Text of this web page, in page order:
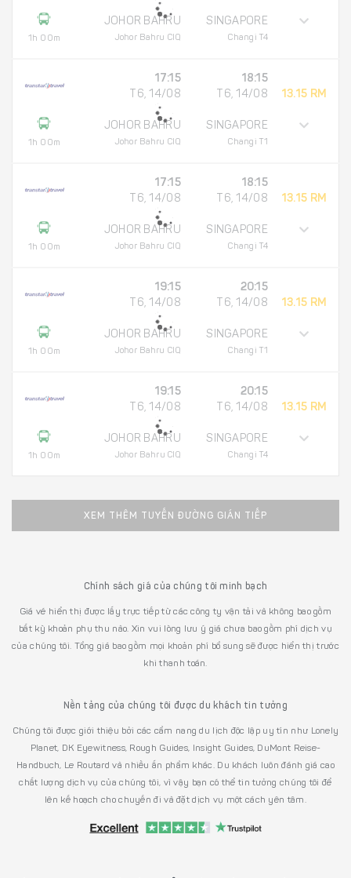
1h 00m
JOHOR BAHRU
Johor Bahru CIQ
SINGAPORE
Changi T4
1h 00m
17:15
T6, 14/08
JOHOR BAHRU
Johor Bahru CIQ
18:15
T6, 14/08
SINGAPORE
Changi T1
13.15 RM
1h 00m
17:15
T6, 14/08
JOHOR BAHRU
Johor Bahru CIQ
18:15
T6, 14/08
SINGAPORE
Changi T4
13.15 RM
1h 00m
19:15
T6, 14/08
JOHOR BAHRU
Johor Bahru CIQ
20:15
T6, 14/08
SINGAPORE
Changi T1
13.15 RM
1h 00m
19:15
T6, 14/08
JOHOR BAHRU
Johor Bahru CIQ
20:15
T6, 14/08
SINGAPORE
Changi T4
13.15 RM
XEM THÊM TUYẾN ĐƯỜNG GIÁN TIẾP
Chính sách giá của chúng tôi minh bạch
Giá vé hiển thị được lấy trực tiếp từ các công ty vận tải và không bao gồm
bất kỳ khoản phụ thu nào. Xin vui lòng lưu ý giá chưa bao gồm phí dịch vụ
của chúng tôi. Tổng giá bao gồm mọi khoản phí bổ sung sẽ được hiển thị trước
khi thanh toán.
Nền tảng của chúng tôi được du khách tin tưởng
Chúng tôi được giới thiệu bởi các cẩm nang du lịch độc lập uy tín như Lonely
Planet, DK Eyewitness, Rough Guides, Insight Guides, DuMont Reise-
Handbuch, Le Routard và nhiều ấn phẩm khác. Du khách luôn đánh giá cao
chất lượng dịch vụ của chúng tôi, vì vậy bạn có thể tin tưởng chúng tôi để
lên kế hoạch cho chuyến đi và đặt dịch vụ một cách yên tâm.